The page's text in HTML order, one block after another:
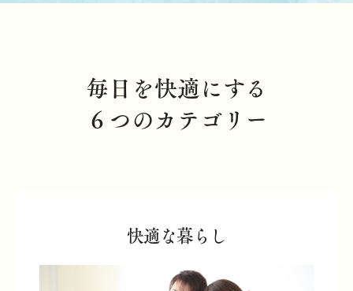
毎日を快適にする
６つのカテゴリー
快適な暮らし